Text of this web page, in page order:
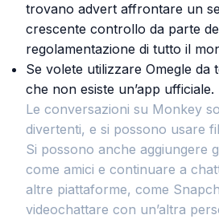
trovano advert affrontare un
crescente controllo da parte
regolamentazione di tutto il
Se volete utilizzare Omegle da
che non esiste un’app ufficiale.
Le conversazioni su Monkey
divertenti, e si possono usare
Si possono anche aggiungere
come amici e continuare a
altre piattaforme, come
videochattare con un’altra